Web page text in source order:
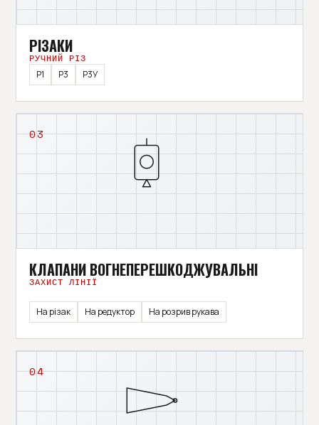
РІЗАКИ
РУЧНИЙ РІЗ
Р1
Р3 Р3У
03
КЛАПАНИ ВОГНЕПЕРЕШКОДЖУВАЛЬНІ
ЗАХИСТ ЛІНІЇ
На різак На редуктор На розрив рукава
04